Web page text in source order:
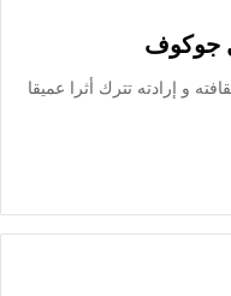
جوكوف
و إرادته تترك أثرا عميقا